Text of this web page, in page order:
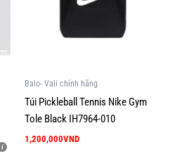
Balo- Vali chính hãng
Túi Pickleball Tennis Nike Gym
Tole Black IH7964-010
1,200,000VND